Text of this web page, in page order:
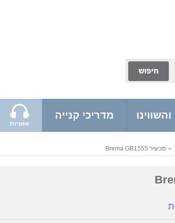
מדריכי קנייה
אוזניות
> מכשיר Brema GB1555